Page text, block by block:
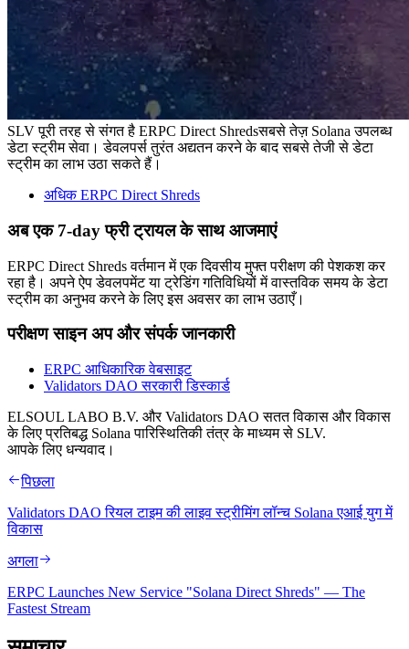
SLV पूरी तरह से संगत है ERPC Direct Shredsसबसे तेज़ Solana उपलब्ध
डेटा स्ट्रीम सेवा। डेवलपर्स तुरंत अद्यतन करने के बाद सबसे तेजी से डेटा
स्ट्रीम का लाभ उठा सकते हैं।
अधिक ERPC Direct Shreds
अब एक 7-day फ्री ट्रायल के साथ आजमाएं
ERPC Direct Shreds वर्तमान में एक दिवसीय मुफ्त परीक्षण की पेशकश कर
रहा है। अपने ऐप डेवलपमेंट या ट्रेडिंग गतिविधियों में वास्तविक समय के डेटा
स्ट्रीम का अनुभव करने के लिए इस अवसर का लाभ उठाएँ।
परीक्षण साइन अप और संपर्क जानकारी
ERPC आधिकारिक वेबसाइट
Validators DAO सरकारी डिस्कार्ड
ELSOUL LABO B.V. और Validators DAO सतत विकास और विकास
के लिए प्रतिबद्ध Solana पारिस्थितिकी तंत्र के माध्यम से SLV.
आपके लिए धन्यवाद।
पिछला
Validators DAO रियल टाइम की लाइव स्ट्रीमिंग लॉन्च Solana एआई युग में
विकास
अगला
ERPC Launches New Service "Solana Direct Shreds" — The
Fastest Stream